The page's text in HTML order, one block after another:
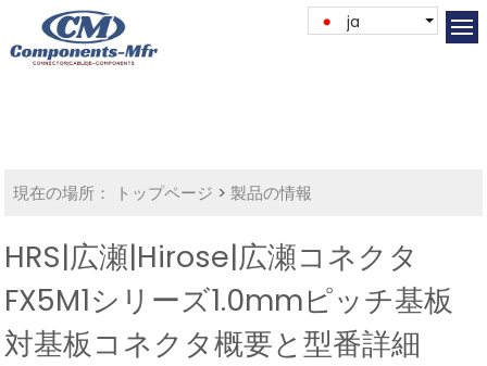
ja
現在の場所： トップページ >製品の情報
HRS|広瀬|Hirose|広瀬コネクタ
FX5M1シリーズ1.0mmピッチ基板
対基板コネクタ概要と型番詳細